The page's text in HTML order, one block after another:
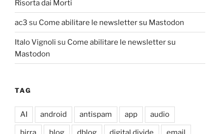
Risorta dai Morti
ac3 su Come abilitare le newsletter su Mastodon
Italo Vignoli su Come abilitare le newsletter su
Mastodon
TAG
AI android antispam app audio